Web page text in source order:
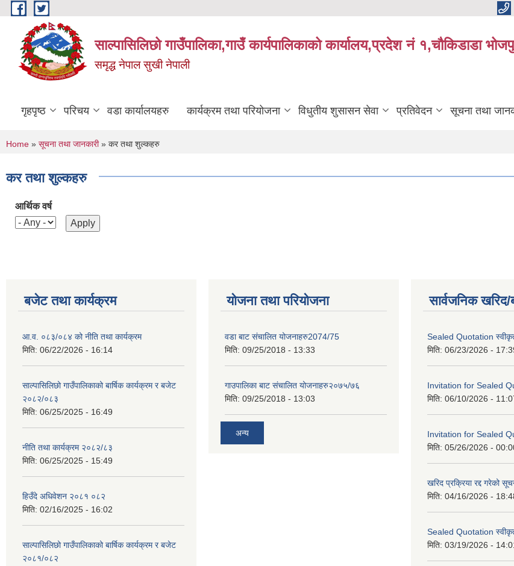
Skip to main content
साल्पासिलिछो गाउँपालिका,गाउँ कार्यपालिकाको कार्यालय,प्रदेश नं १,चौकिडाडा
समृद्ध नेपाल सुखी नेपाली
गृहपृष्ठ परिचय वडा कार्यालयहरु कार्यक्रम तथा परियोजना विधुतीय शुसासन सेवा प्रतिवेदन सूचना तथा
You are here
Home » सूचना तथा जानकारी» कर तथा शुल्कहरु
कर तथा शुल्कहरु
आर्थिक वर्ष
बजेट तथा कार्यक्रम
आ.व. ०८३/०८४ को नीति तथा कार्यक्रम
मिति: 06/22/2026 - 16:14
साल्पासिलिछो गाउँपालिकाको बार्षिक कार्यक्रम र बजेट
२०८२/०८३
मिति: 06/25/2025 - 16:49
नीति तथा कार्यक्रम २०८२/८३
मिति: 06/25/2025 - 15:49
हिउँदे अधिवेशन २०८१ ०८२
मिति: 02/16/2025 - 16:02
साल्पासिलिछो गाउँपालिकाको बार्षिक कार्यक्रम र बजेट
२०८१/०८२
योजना तथा परियोजना
वडा बाट संचालित योजनाहरु2074/75
मिति: 09/25/2018 - 13:33
गाउपालिका बाट संचालित योजनाहरु२०७५/७६
मिति: 09/25/2018 - 13:03
अन्य
सार्वजनिक
Sealed Quotation
मिति: 06/23/2026 -
Invitation for Sealed
मिति: 06/10/2026 -
Invitation for Sealed
मिति: 05/26/2026 -
खरिद प्रक्रिया रद्द गरेको
मिति: 04/16/2026 -
Sealed Quotation
मिति: 03/19/2026 -